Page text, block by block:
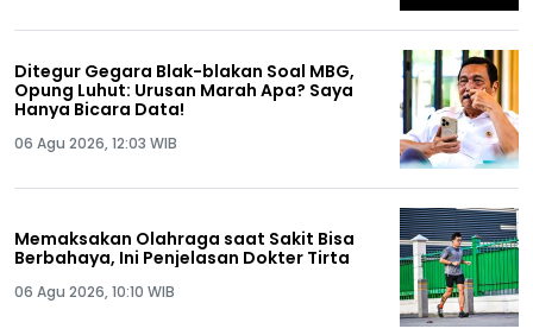
Ditegur Gegara Blak-blakan Soal MBG,
Opung Luhut: Urusan Marah Apa? Saya
Hanya Bicara Data!
06 Agu 2026, 12:03 WIB
Memaksakan Olahraga saat Sakit Bisa
Berbahaya, Ini Penjelasan Dokter Tirta
06 Agu 2026, 10:10 WIB